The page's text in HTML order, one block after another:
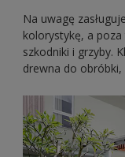
Na uwagę
kolorystykę, a
szkodniki i grzyby.
drewna do obróbki,